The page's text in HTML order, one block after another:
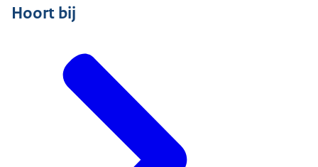
Hoort bij